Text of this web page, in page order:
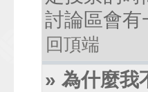
討論區會有
回頂端
» 為什麼我